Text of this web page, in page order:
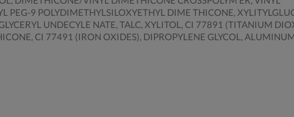
9 POLYDIMETHYLSILOXYETHYL DIME THICONE,
UNDECYLE NATE, TALC, XYLITOL, CI 77891 (TITANIUM
CI 77491 (IRON OXIDES), DIPROPYLENE GLYCOL,